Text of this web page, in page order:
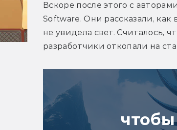
Вскоре после этого с
Software. Они рассказали, как
не увидела свет. Считалось,
разработчики откопали на